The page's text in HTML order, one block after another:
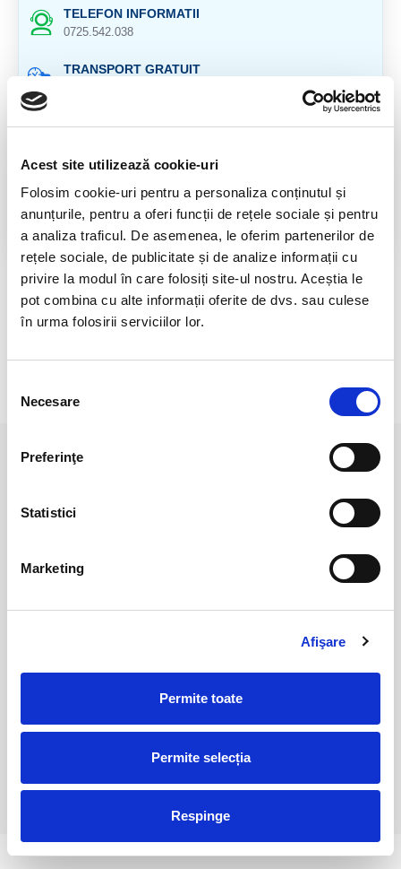
Acest site utilizează cookie-uri
Folosim cookie-uri pentru a personaliza conținutul și
anunțurile, pentru a oferi funcții de rețele sociale și pentru
a analiza traficul. De asemenea, le oferim partenerilor de
rețele sociale, de publicitate și de analize informații cu
privire la modul în care folosiți site-ul nostru. Aceștia le
pot combina cu alte informații oferite de dvs. sau culese
în urma folosirii serviciilor lor.
consimțământului
Necesare
Preferinţe
Statistici
Marketing
Afişare
Permite toate
Permite selecția
Respinge
TELEFON INFORMATII
0725.542.038
TRANSPORT GRATUIT
CALITATE PRODUSE
in 14 zile si banii inapoi
GARANTIE PRODUSE
pentru toate produsele
DESCRIERE PRODUS